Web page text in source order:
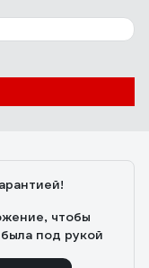
чтобы
под рукой